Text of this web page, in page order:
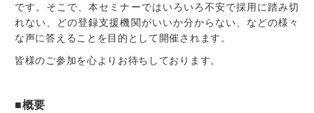
です。そこで、本セミナーではいろいろ不安で採用に踏み切
れない、どの登録支援機関がいいか分からない、などの様々
な声に答えることを目的として開催されます。
皆様のご参加を心よりお待ちしております。
■概要